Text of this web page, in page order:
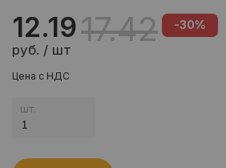
12.19
руб. / шт
17.42 -30%
Цена с НДС
шт.